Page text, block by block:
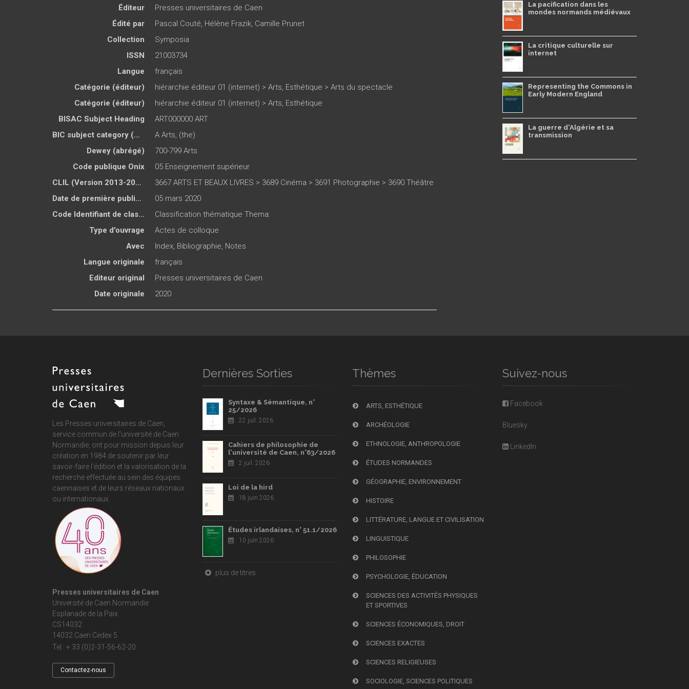
Éditeur
Presses universitaires de Caen
Édité par
Pascal Couté Hélène Frazik Camille Prunet
Collection
Symposia
ISSN
21003734
Langue
français
Catégorie (éditeur)
hiérarchie éditeur 01 (internet) > Arts, Esthétique > Arts du spectacle
Catégorie (éditeur)
hiérarchie éditeur 01 (internet) > Arts, Esthétique
BISAC Subject Heading
ART000000 ART
BIC subject category (UK)
A Arts, (the)
Dewey (abrégé)
700-799 Arts
Code publique Onix
05 Enseignement supérieur
CLIL (Version 2013-2019 )
3667 ARTS ET BEAUX LIVRES > 3689 Cinéma > 3691 Photographie > 3690 Théâtre
Date de première publication du titre
05 mars 2020
Code Identifiant de classement sujet
Classification thématique Thema:
Type d'ouvrage
Actes de colloque
Avec
Index, Bibliographie, Notes
Langue originale
français
Editeur original
Presses universitaires de Caen
Date originale
2020
La pacification dans les
mondes normands médiévaux
La critique culturelle sur
internet
Representing the Commons in
Early Modern England
La guerre d'Algérie et sa
transmission
Les Presses universitaires de Caen,
service commun de l'université de Caen
Normandie , ont pour mission depuis leur
création en 1984 de soutenir par leur
savoir-faire l'édition et la valorisation de la
recherche effectuée au sein des équipes
caennaises et de leurs réseaux nationaux
ou internationaux.
Presses universitaires de Caen
Université de Caen Normandie
Esplanade de la Paix
CS14032
14032 Caen Cedex 5
Tel : + 33 (0)2-31-56-62-20
Contactez-nous
Dernières Sorties
Syntaxe & Sémantique, n°
25/2026
22 juil. 2026
Cahiers de philosophie de
l'université de Caen, n°63/2026
2 juil. 2026
Loi de la hird
18 juin 2026
Études irlandaises, n° 51.1/2026
10 juin 2026
plus de titres
Thèmes
ARTS, ESTHÉTIQUE
ARCHÉOLOGIE
ETHNOLOGIE, ANTHROPOLOGIE
ÉTUDES NORMANDES
GÉOGRAPHIE, ENVIRONNEMENT
HISTOIRE
LITTÉRATURE, LANGUE ET CIVILISATION
LINGUISTIQUE
PHILOSOPHIE
PSYCHOLOGIE, ÉDUCATION
SCIENCES DES ACTIVITÉS PHYSIQUES
ET SPORTIVES
SCIENCES ÉCONOMIQUES, DROIT
SCIENCES EXACTES
SCIENCES RELIGIEUSES
SOCIOLOGIE, SCIENCES POLITIQUES
Suivez-nous
Facebook
Bluesky
LinkedIn